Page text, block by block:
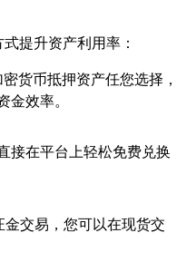
提升资产利用率：
货币抵押资产任您选择，
效率。
接在平台上轻松免费兑换
金交易，您可以在现货交